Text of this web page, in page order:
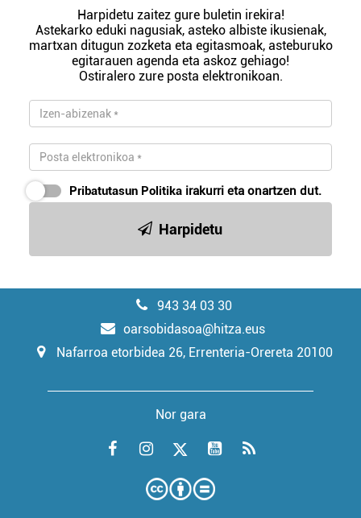
Harpidetu zaitez gure buletin irekira!
Astekarko eduki nagusiak, asteko albiste ikusienak,
martxan ditugun zozketa eta egitasmoak, asteburuko
egitarauen agenda eta askoz gehiago!
Ostiralero zure posta elektronikoan.
Pribatutasun Politika irakurri eta onartzen dut.
Harpidetu
943 34 03 30
oarsobidasoa@hitza.eus
Nafarroa etorbidea 26, Errenteria-Orereta 20100
Nor gara